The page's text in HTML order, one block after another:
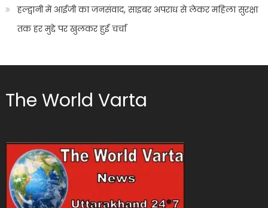
हल्द्वानी में आईजी का जनसंवाद, साइबर अपराध से लेकर महिला सुरक्षा
तक हर मुद्दे पर खुलकर हुई चर्चा
The World Varta